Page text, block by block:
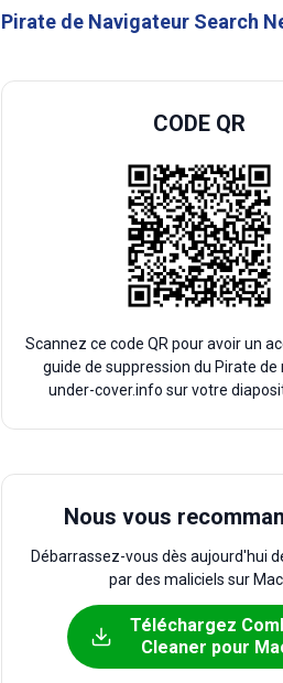
Pirate de Navigateur Search
CODE QR
Scannez ce code QR pour avoir un
guide de suppression du Pirate
under-cover.info sur votre
Nous vous
Débarrassez-vous dès aujourd'hui
par des maliciels sur Mac
Téléchargez
Cleaner pour